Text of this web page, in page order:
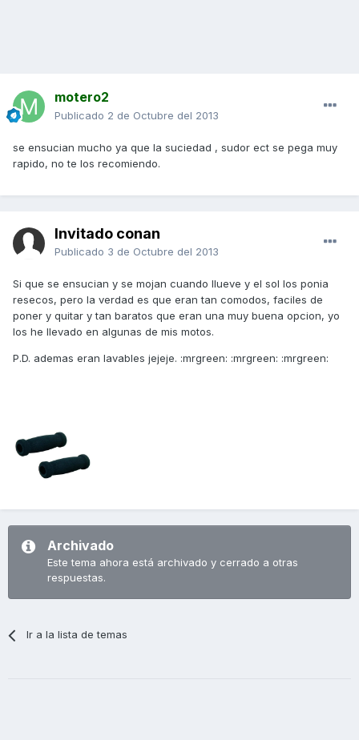
motero2
Publicado 2 de Octubre del 2013
se ensucian mucho ya que la suciedad , sudor ect se pega muy
rapido, no te los recomiendo.
Invitado conan
Publicado 3 de Octubre del 2013
Si que se ensucian y se mojan cuando llueve y el sol los ponia
resecos, pero la verdad es que eran tan comodos, faciles de
poner y quitar y tan baratos que eran una muy buena opcion, yo
los he llevado en algunas de mis motos.
P.D. ademas eran lavables jejeje. :mrgreen: :mrgreen: :mrgreen:
Archivado
Este tema ahora está archivado y cerrado a otras
respuestas.
Ir a la lista de temas